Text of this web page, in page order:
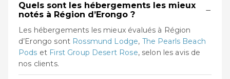
Quels sont les hébergements les mieux
notés à Région d’Erongo ?
−
Les hébergements les mieux évalués à Région
d’Erongo sont Rossmund Lodge, The Pearls Beach
Pods et First Group Desert Rose, selon les avis de
nos clients.